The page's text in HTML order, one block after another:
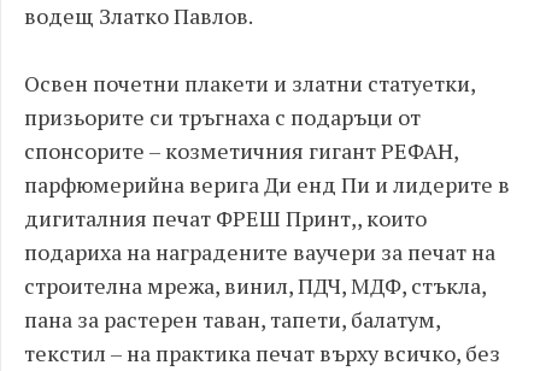
водещ Златко Павлов.
Освен почетни плакети и златни статуетки,
призьорите си тръгнаха с подаръци от
спонсорите – козметичния гигант РЕФАН,
парфюмерийна верига Ди енд Пи и лидерите в
дигиталния печат ФРЕШ Принт,, които
подариха на наградените ваучери за печат на
строителна мрежа, винил, ПДЧ, МДФ, стъкла,
пана за растерен таван, тапети, балатум,
текстил – на практика печат върху всичко, без